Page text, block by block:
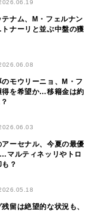
ナム、M・フェルナン
ナーリと並ぶ中盤の獲
モウリーニョ、M・フ
得を希望か…移籍金は約
ーセナル、今夏の最優
マルティネッリやトロ
？
留は絶望的な状況も、